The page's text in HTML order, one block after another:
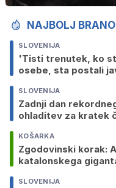
NAJBOLJ BRANO
SLOVENIJA
'Tisti trenutek, ko
osebe, sta postali
SLOVENIJA
Zadnji dan
ohladitev za kratek
KOŠARKA
Zgodovinski korak:
katalonskega
SLOVENIJA